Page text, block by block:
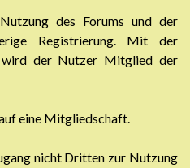
des Forums und der
Registrierung. Mit der
wird der Nutzer Mitglied der
eine Mitgliedschaft.
nicht Dritten zur Nutzung